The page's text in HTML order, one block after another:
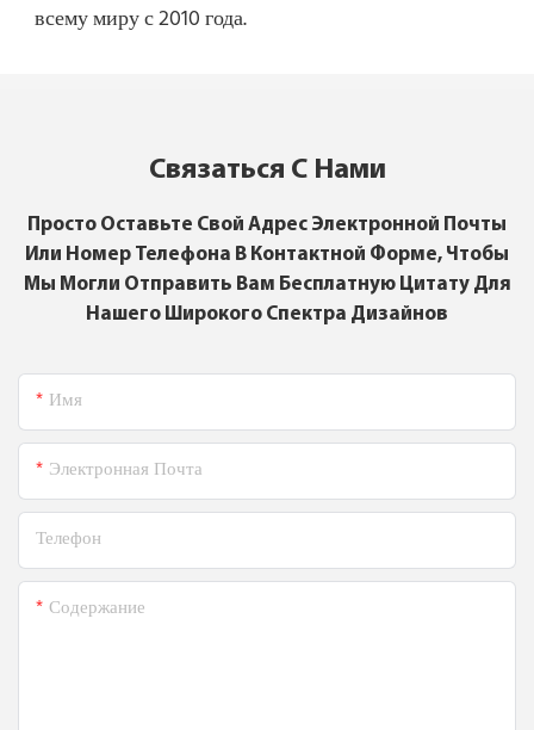
всему миру с 2010 года.
Связаться С Нами
Просто Оставьте Свой Адрес Электронной Почты
Или Номер Телефона В Контактной Форме, Чтобы
Мы Могли Отправить Вам Бесплатную Цитату Для
Нашего Широкого Спектра Дизайнов
Имя
Электронная Почта
Телефон
Содержание